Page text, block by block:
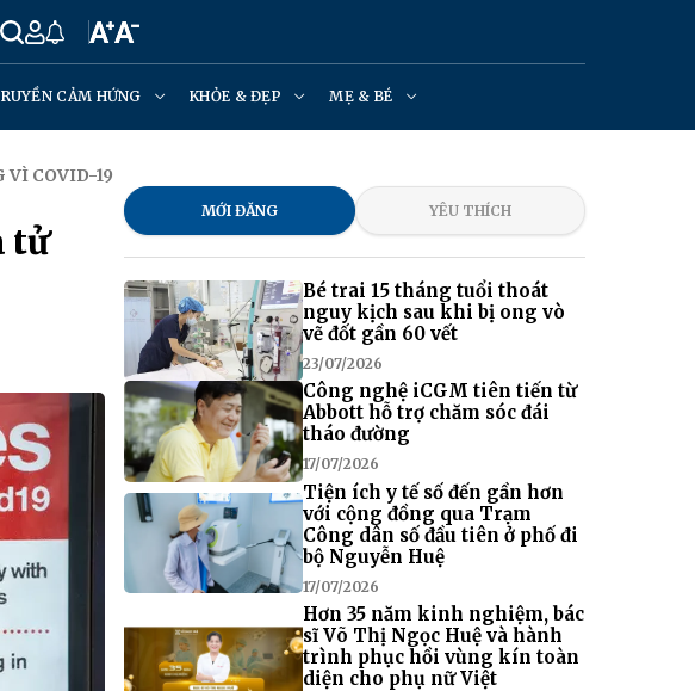
CẢM HỨNG KHỎE & ĐẸP MẸ & BÉ
VÌ COVID-19
tử
MỚI ĐĂNG YÊU THÍCH
Bé trai 15 tháng tuổi thoát
nguy kịch sau khi bị ong vò
vẽ đốt gần 60 vết
23/07/2026
Công nghệ iCGM tiên tiến từ
Abbott hỗ trợ chăm sóc đái
tháo đường
17/07/2026
Tiện ích y tế số đến gần hơn
với cộng đồng qua Trạm
Công dân số đầu tiên ở phố đi
bộ Nguyễn Huệ
17/07/2026
Hơn 35 năm kinh nghiệm, bác
sĩ Võ Thị Ngọc Huệ và hành
trình phục hồi vùng kín toàn
diện cho phụ nữ Việt